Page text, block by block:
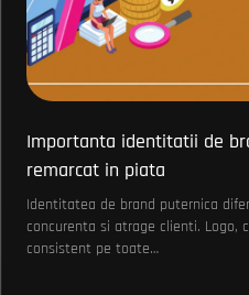
Importanta identitatii de
remarcat in piata
Identitatea de brand puternica
concurenta si atrage clienti. Logo,
consistent pe toate…